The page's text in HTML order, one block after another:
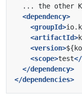
<dependency>
<groupId>
<artifactId>
<version>
<scope>test</
</dependency>
</dependencies>